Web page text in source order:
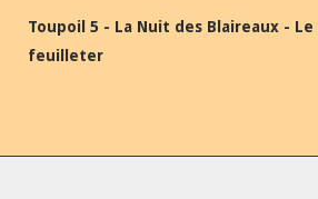
Toupoil 5 - La Nuit des Blaireaux -
feuilleter